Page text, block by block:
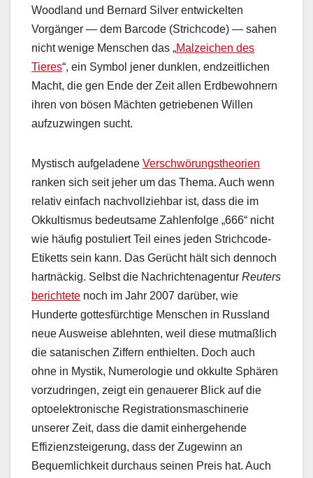
Woodland und Bernard Silver entwickelten
Vorgänger — dem Barcode (Strichcode) — sahen
nicht wenige Menschen das „Malzeichen des
Tieres“, ein Symbol jener dunklen, endzeitlichen
Macht, die gen Ende der Zeit allen Erdbewohnern
ihren von bösen Mächten getriebenen Willen
aufzuzwingen sucht.
Mystisch aufgeladene Verschwörungstheorien
ranken sich seit jeher um das Thema. Auch wenn
relativ einfach nachvollziehbar ist, dass die im
Okkultismus bedeutsame Zahlenfolge „666“ nicht
wie häufig postuliert Teil eines jeden Strichcode-
Etiketts sein kann. Das Gerücht hält sich dennoch
hartnäckig. Selbst die Nachrichtenagentur Reuters
berichtete noch im Jahr 2007 darüber, wie
Hunderte gottesfürchtige Menschen in Russland
neue Ausweise ablehnten, weil diese mutmaßlich
die satanischen Ziffern enthielten. Doch auch
ohne in Mystik, Numerologie und okkulte Sphären
vorzudringen, zeigt ein genauerer Blick auf die
optoelektronische Registrationsmaschinerie
unserer Zeit, dass die damit einhergehende
Effizienzsteigerung, dass der Zugewinn an
Bequemlichkeit durchaus seinen Preis hat. Auch